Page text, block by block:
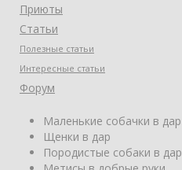
Приюты
Статьи
Полезные статьи
Интересные статьи
Форум
Маленькие собачки в дар
Щенки в дар
Породистые собаки в дар